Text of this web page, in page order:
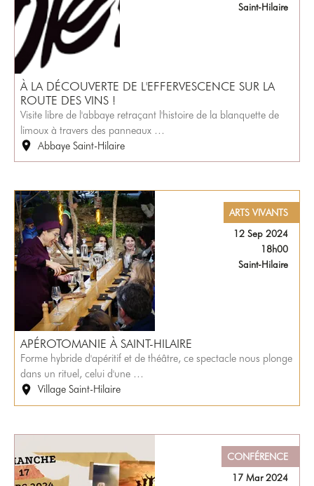
Saint-Hilaire
À LA DÉCOUVERTE DE L'EFFERVESCENCE SUR LA
ROUTE DES VINS !
Visite libre de l'abbaye retraçant l'histoire de la blanquette de
limoux à travers des panneaux …
Abbaye Saint-Hilaire
ARTS VIVANTS
12 Sep 2024
18h00
Saint-Hilaire
APÉROTOMANIE À SAINT-HILAIRE
Forme hybride d'apéritif et de théâtre, ce spectacle nous plonge
dans un rituel, celui d'une …
Village Saint-Hilaire
CONFÉRENCE
17 Mar 2024